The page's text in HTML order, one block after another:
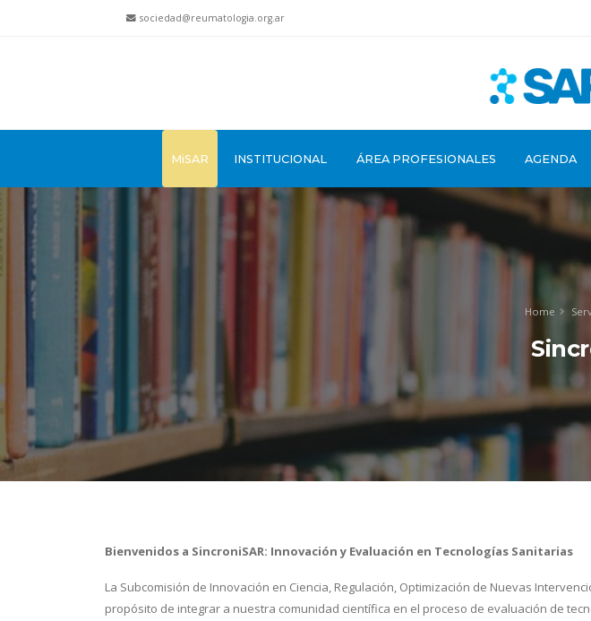
sociedad@reumatologia.org.ar
MiSAR INSTITUCIONAL ÁREA PROFESIONALES AGENDA
Home
Bienvenidos a SincroniSAR: Innovación y Evaluación en Tecnologías Sanitarias
La Subcomisión de Innovación en Ciencia, Regulación, Optimización de Nuevas
propósito de integrar a nuestra comunidad científica en el proceso de evaluación de